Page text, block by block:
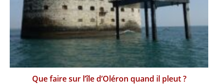
Que faire sur l’île d’Oléron quand il pleut ?